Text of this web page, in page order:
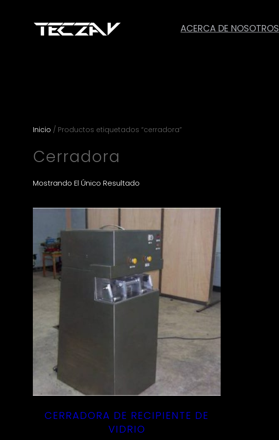
ACERCA DE NOSOTROS
Inicio / Productos etiquetados “cerradora”
Cerradora
Mostrando El Único Resultado
CERRADORA DE RECIPIENTE DE
VIDRIO